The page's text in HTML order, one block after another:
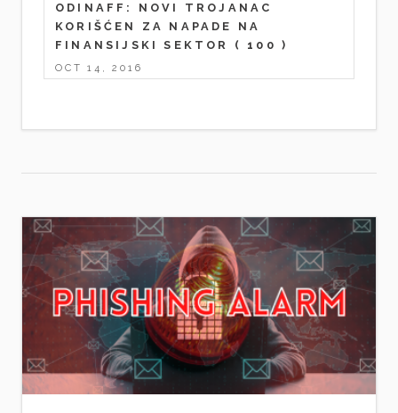
ODINAFF: NOVI TROJANAC
KORIŠĆEN ZA NAPADE NA
FINANSIJSKI SEKTOR
( 100 )
OCT 14, 2016